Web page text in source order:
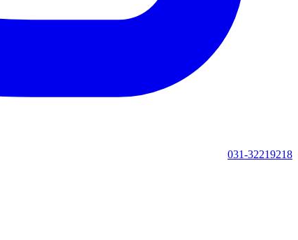
031-32219218